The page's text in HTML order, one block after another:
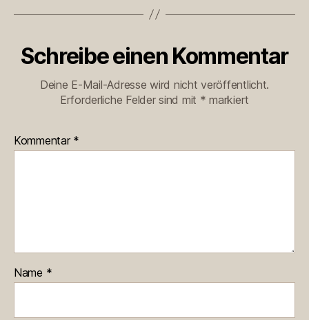
Schreibe einen Kommentar
Deine E-Mail-Adresse wird nicht veröffentlicht.
Erforderliche Felder sind mit * markiert
Kommentar *
Name *